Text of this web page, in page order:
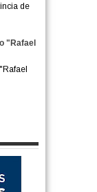
de
"Rafael